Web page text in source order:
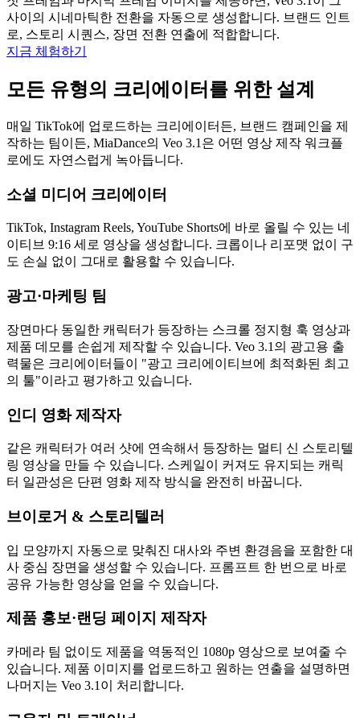
사이의 시네마틱한 전환을 자동으로 생성합니다. 브랜드 인트
로, 스토리 시퀀스, 장면 전환 연출에 적합합니다.
지금 체험하기
모든 유형의 크리에이터를 위한 설계
매일 TikTok에 업로드하는 크리에이터든, 브랜드 캠페인을 제
작하는 팀이든, MiaDance의 Veo 3.1은 어떤 영상 제작 워크플
로에도 자연스럽게 녹아듭니다.
소셜 미디어 크리에이터
TikTok, Instagram Reels, YouTube Shorts에 바로 올릴 수 있는 네
이티브 9:16 세로 영상을 생성합니다. 크롭이나 리포맷 없이 구
도 손실 없이 그대로 활용할 수 있습니다.
광고·마케팅 팀
장면마다 동일한 캐릭터가 등장하는 스크롤 정지형 훅 영상과
제품 데모를 손쉽게 제작할 수 있습니다. Veo 3.1의 광고용 출
력물은 크리에이터들이 "광고 크리에이티브에 최적화된 최고
의 툴"이라고 평가하고 있습니다.
인디 영화 제작자
같은 캐릭터가 여러 샷에 연속해서 등장하는 멀티 신 스토리텔
링 영상을 만들 수 있습니다. 스케일이 커져도 유지되는 캐릭
터 일관성은 단편 영화 제작 방식을 완전히 바꿉니다.
브이로거 & 스토리텔러
입 모양까지 자동으로 맞춰진 대사와 주변 환경음을 포함한 대
사 중심 장면을 생성할 수 있습니다. 프롬프트 한 번으로 바로
공유 가능한 영상을 얻을 수 있습니다.
제품 홍보·랜딩 페이지 제작자
카메라 팀 없이도 제품을 역동적인 1080p 영상으로 보여줄 수
있습니다. 제품 이미지를 업로드하고 원하는 연출을 설명하면
나머지는 Veo 3.1이 처리합니다.